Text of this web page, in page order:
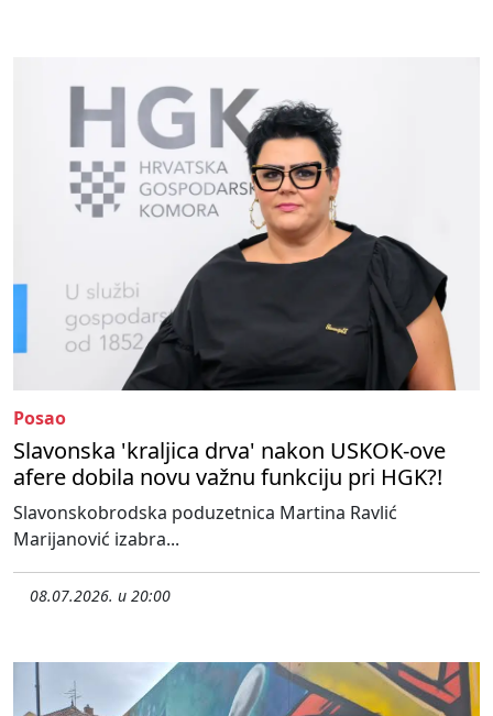
Posao
Slavonska 'kraljica drva' nakon USKOK-ove
afere dobila novu važnu funkciju pri HGK?!
Slavonskobrodska poduzetnica Martina Ravlić
Marijanović izabra...
08.07.2026. u 20:00